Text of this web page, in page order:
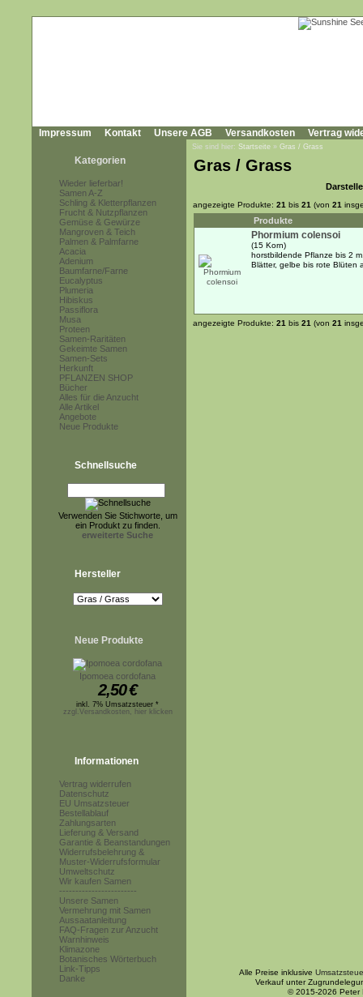
Impressum Kontakt Unsere AGB Versandkosten Vertrag
Kategorien
Wieder lieferbar!
Samen A-Z
Schling & Kletterpflanzen
Frucht & Nutzpflanzen
Gemüse & Gewürze
Mangroven & Teich
Palmen & Palmfarne
Acacia
Adenium
Baumfarne/Farne
Eucalyptus
Plumeria
Hibiskus
Passiflora
Musa
Proteen
Samen-Raritäten
Gekeimte Samen
Samen-Sets
Herkunft
PFLANZEN SHOP
Bücher
Alles für die Anzucht
Alle Artikel
Angebote
Neue Produkte
Schnellsuche
Verwenden Sie Stichworte, um
ein Produkt zu finden.
erweiterte Suche
Hersteller
Neue Produkte
Ipomoea cordofana
2,50€
inkl. 7% Umsatzsteuer *
zzgl.Versandkosten, hier klicken
Informationen
Vertrag widerrufen
Datenschutz
EU Umsatzsteuer
Bestellablauf
Zahlungsarten
Lieferung & Versand
Garantie & Beanstandungen
Widerrufsbelehrung &
Muster-Widerrufsformular
Umweltschutz
Wir kaufen Samen
------------------------
Unsere Samen
Vermehrung mit Samen
Aussaatanleitung
FAQ-Fragen zur Anzucht
Warnhinweis
Klimazone
Botanisches Wörterbuch
Link-Tipps
Danke
Sie sind hier: Startseite » Gras / Grass
Gras / Grass
angezeigte Produkte: 21 bis 21 (von 21
Produkte
Phormium colensoi
(15 Korn)
horstbildende Pflanze bis 2
Blätter, gelbe bis rote Blüten
angezeigte Produkte: 21 bis 21 (von 21
Alle Preise inklusive
Verkauf unter
© 2015-2026 Peter